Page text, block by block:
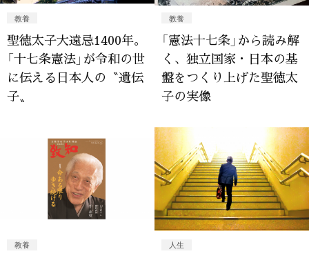
教養
聖徳太子大遠忌1400年。
「十七条憲法」が令和の世
に伝える日本人の〝遺伝
子〟
教養
「憲法十七条」から読み解
く、独立国家・日本の基
盤をつくり上げた聖徳太
子の実像
教養 人生